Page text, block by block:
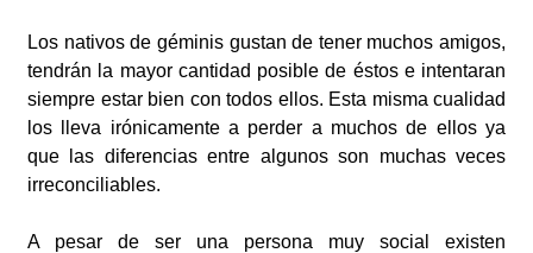
Los nativos de géminis gustan de tener muchos amigos,
tendrán la mayor cantidad posible de éstos e intentaran
siempre estar bien con todos ellos. Esta misma cualidad
los lleva irónicamente a perder a muchos de ellos ya
que las diferencias entre algunos son muchas veces
irreconciliables.
A pesar de ser una persona muy social existen